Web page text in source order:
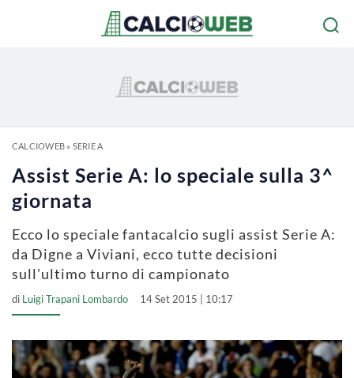
CALCIOWEB» SERIE A
Assist Serie A: lo speciale sulla 3^
giornata
Ecco lo speciale fantacalcio sugli assist Serie A:
da Digne a Viviani, ecco tutte decisioni
sull'ultimo turno di campionato
di Luigi Trapani Lombardo 14 Set 2015 | 10:17